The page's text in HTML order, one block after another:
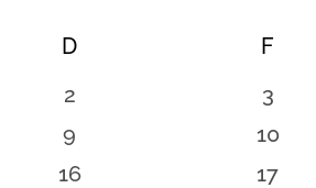
DDONNERSTAG F
0
Veranstaltungen
2
0
3
0
Veranstaltungen
9
0
10
0
16
0
17